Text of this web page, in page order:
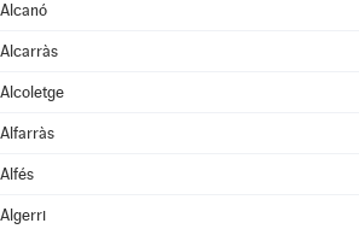
Alcanó
Alcarràs
Alcoletge
Alfarràs
Alfés
Algerri